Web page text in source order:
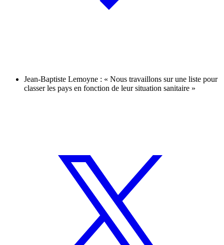
Jean-Baptiste Lemoyne : « Nous travaillons sur une liste pour
classer les pays en fonction de leur situation sanitaire »